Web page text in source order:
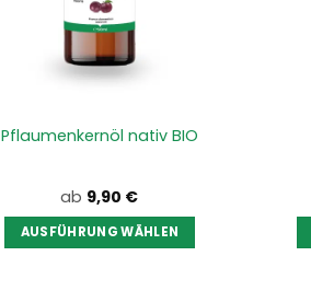
Pflaumenkernöl nativ BIO
ab 9,90 €
AUSFÜHRUNG WÄHLEN